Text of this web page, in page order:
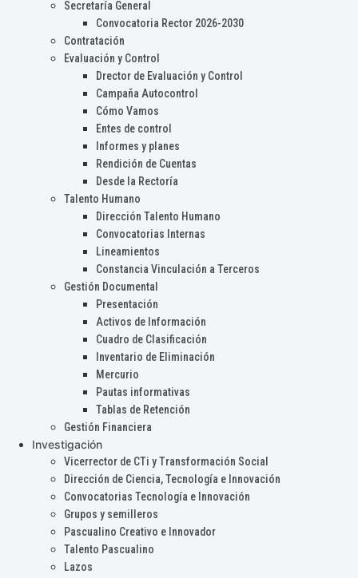
Secretaría General
Convocatoria Rector 2026-2030
Contratación
Evaluación y Control
Drector de Evaluación y Control
Campaña Autocontrol
Cómo Vamos
Entes de control
Informes y planes
Rendición de Cuentas
Desde la Rectoría
Talento Humano
Dirección Talento Humano
Convocatorias Internas
Lineamientos
Constancia Vinculación a Terceros
Gestión Documental
Presentación
Activos de Información
Cuadro de Clasificación
Inventario de Eliminación
Mercurio
Pautas informativas
Tablas de Retención
Gestión Financiera
Investigación
Vicerrector de CTi y Transformación Social
Dirección de Ciencia, Tecnología e Innovación
Convocatorias Tecnología e Innovación
Grupos y semilleros
Pascualino Creativo e Innovador
Talento Pascualino
Lazos